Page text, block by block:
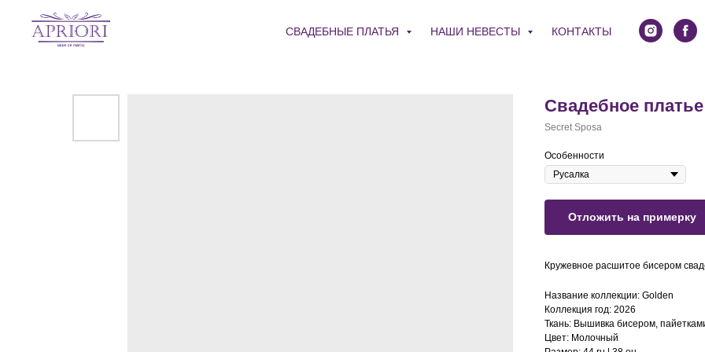
СВАДЕБНЫЕ ПЛАТЬЯ НАШИ НЕВЕСТЫ КОНТАКТЫ
Свадебное
Secret Sposa
Особенности
Отложить на примерку
Кружевное расшитое бисером
Название коллекции: Golden
Коллекция год: 2026
Ткань: Вышивка бисером,
Цвет: Молочный